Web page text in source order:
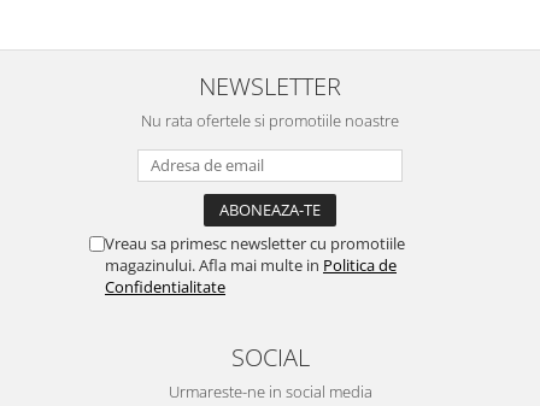
NEWSLETTER
Nu rata ofertele si promotiile noastre
Vreau sa primesc newsletter cu promotiile
magazinului. Afla mai multe in Politica de
Confidentialitate
SOCIAL
Urmareste-ne in social media